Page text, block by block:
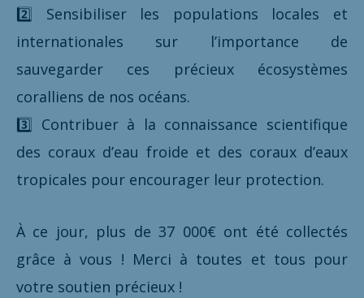
2️⃣ Sensibiliser les populations locales et
internationales sur l’importance de
sauvegarder ces précieux écosystèmes
coralliens de nos océans.
3️⃣ Contribuer à la connaissance scientifique
des coraux d’eau froide et des coraux d’eaux
tropicales pour encourager leur protection.
À ce jour, plus de 37 000€ ont été collectés
grâce à vous ! Merci à toutes et tous pour
votre soutien précieux !